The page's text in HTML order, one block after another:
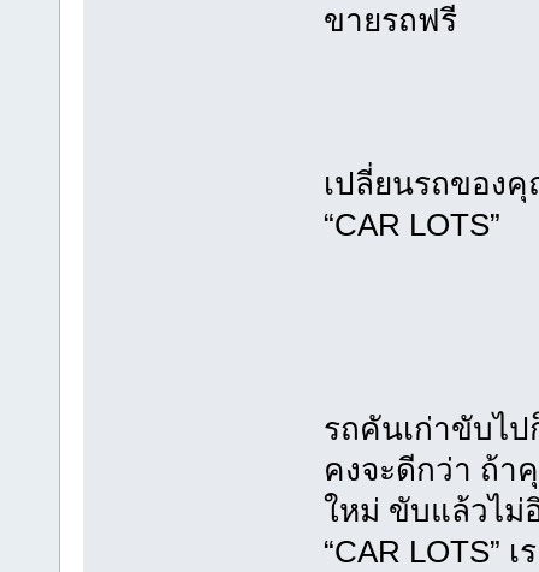
ขายรถฟรี
เปลี่ยนรถของ
“CAR LOTS”
รถคันเก่าขับไป
คงจะดีกว่า ถ้า
ใหม่ ขับแล้วไม่
“CAR LOTS”